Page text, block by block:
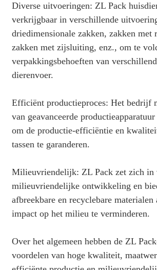
Diverse uitvoeringen: ZL Pack
verkrijgbaar in verschillende
driedimensionale zakken, zakken met
zakken met zijsluiting, enz., om te
verpakkingsbehoeften van
dierenvoer.
Efficiënt productieproces: Het bedrijf
van geavanceerde
om de productie-efficiëntie en
tassen te garanderen.
Milieuvriendelijk: ZL Pack zet zich in
milieuvriendelijke ontwikkeling en
afbreekbare en recyclebare materialen
impact op het milieu te verminderen.
Over het algemeen hebben de ZL
voordelen van hoge kwaliteit,